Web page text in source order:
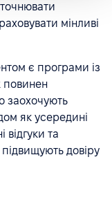
мінливі
є програми із
повинен
заохочують
як усередині
відгуки та
підвищують довіру